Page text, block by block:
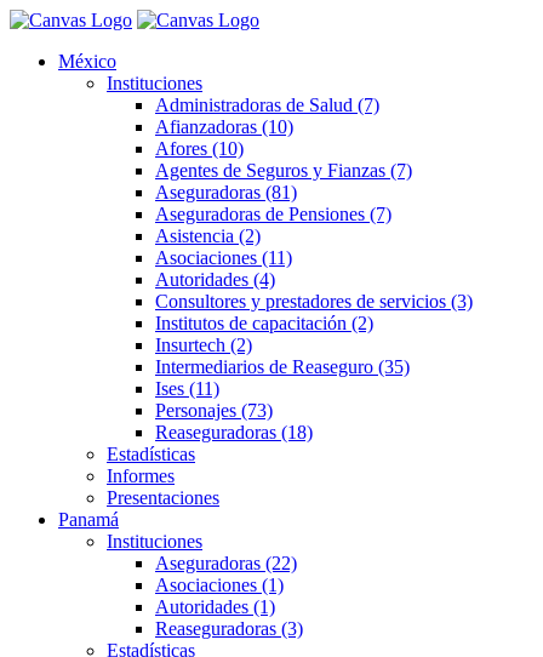
México
Instituciones
Administradoras de Salud (7)
Afianzadoras (10)
Afores (10)
Agentes de Seguros y Fianzas (7)
Aseguradoras (81)
Aseguradoras de Pensiones (7)
Asistencia (2)
Asociaciones (11)
Autoridades (4)
Consultores y prestadores de servicios (3)
Institutos de capacitación (2)
Insurtech (2)
Intermediarios de Reaseguro (35)
Ises (11)
Personajes (73)
Reaseguradoras (18)
Estadísticas
Informes
Presentaciones
Panamá
Instituciones
Aseguradoras (22)
Asociaciones (1)
Autoridades (1)
Reaseguradoras (3)
Estadísticas